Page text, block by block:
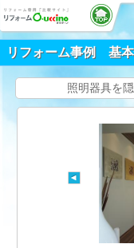
リフォーム事例 基
照明器具を